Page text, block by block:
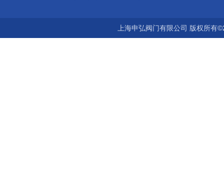
上海申弘阀门有限公司 版权所有